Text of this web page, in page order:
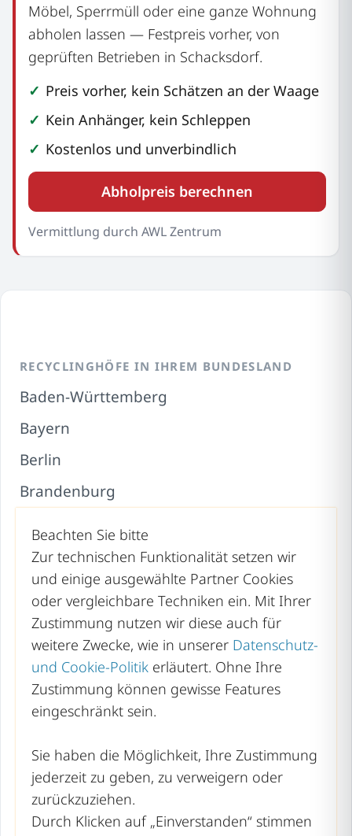
Möbel, Sperrmüll oder eine ganze Wohnung
abholen lassen — Festpreis vorher, von
geprüften Betrieben in Schacksdorf.
Preis vorher, kein Schätzen an der Waage
Kein Anhänger, kein Schleppen
Kostenlos und unverbindlich
Abholpreis berechnen
Vermittlung durch AWL Zentrum
RECYCLINGHÖFE IN IHREM BUNDESLAND
Baden-Württemberg
Bayern
Berlin
Brandenburg
Hamburg
Hessen
Mecklenburg-Vorpommern
Niedersachsen
Nordrhein-Westfalen
Rheinland-Pfalz
Sachsen
Sachsen-Anhalt
Beachten Sie bitte
Zur technischen Funktionalität setzen wir
und einige ausgewählte Partner Cookies
oder vergleichbare Techniken ein. Mit Ihrer
Zustimmung nutzen wir diese auch für
weitere Zwecke, wie in unserer Datenschutz-
und Cookie-Politik erläutert. Ohne Ihre
Zustimmung können gewisse Features
eingeschränkt sein.
Sie haben die Möglichkeit, Ihre Zustimmung
jederzeit zu geben, zu verweigern oder
zurückzuziehen.
Durch Klicken auf „Einverstanden“ stimmen